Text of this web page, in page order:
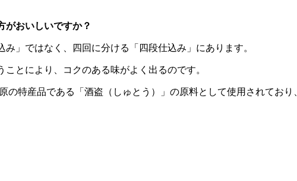
おいしいですか？
」ではなく、四回に分ける「四段仕込み」にあります。
とにより、コクのある味がよく出るのです。
特産品である「酒盗（しゅとう）」の原料として使用されており